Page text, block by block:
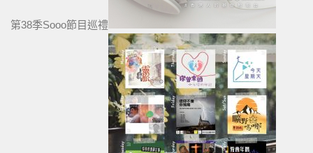
第38季Sooo節目巡禮